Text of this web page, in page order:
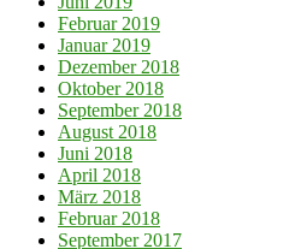
Februar 2019
Januar 2019
Dezember 2018
Oktober 2018
September 2018
August 2018
Juni 2018
April 2018
März 2018
Februar 2018
September 2017